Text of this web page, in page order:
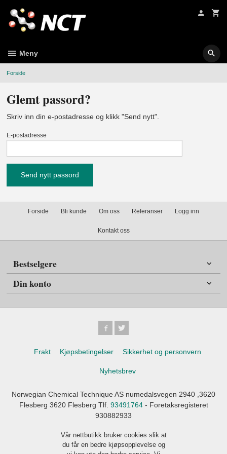
innholdet
Meny
Forside
Glemt passord?
Skriv inn din e-postadresse og klikk "Send nytt".
E-postadresse
Forside Bli kunde Om oss Referanser Logg inn
Kontakt oss
Bestselgere
Din konto
Frakt Kjøpsbetingelser Sikkerhet og personvern
Nyhetsbrev
Norwegian Chemical Technique AS numedalsvegen 2940 ,3620
Flesberg 3620 Flesberg Tlf. 93491764- Foretaksregisteret
930882933
Vår nettbutikk bruker cookies slik at
du får en bedre kjøpsopplevelse og